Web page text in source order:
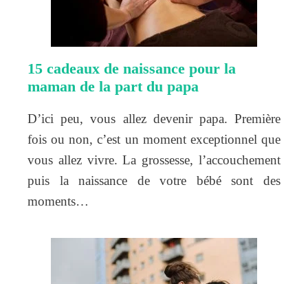
15 cadeaux de naissance pour la
maman de la part du papa
D’ici peu, vous allez devenir papa. Première
fois ou non, c’est un moment exceptionnel que
vous allez vivre. La grossesse, l’accouchement
puis la naissance de votre bébé sont des
moments…